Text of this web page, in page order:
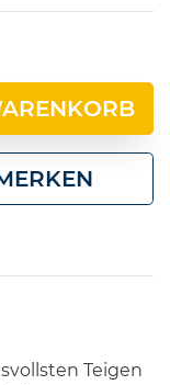
Teigen